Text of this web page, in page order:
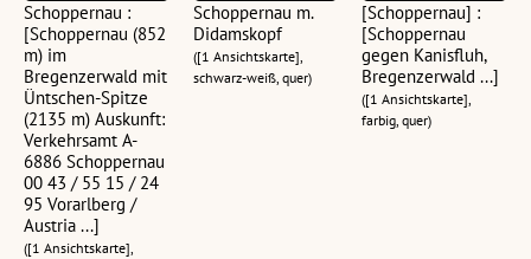
Schoppernau :
[Schoppernau (852
m) im
Bregenzerwald mit
Üntschen-Spitze
(2135 m) Auskunft:
Verkehrsamt A-
6886 Schoppernau
00 43 / 55 15 / 24
95 Vorarlberg /
Austria ...]
([1 Ansichtskarte],
Schoppernau m.
Didamskopf
([1 Ansichtskarte],
schwarz-weiß, quer)
[Schoppernau] :
[Schoppernau
gegen Kanisfluh,
Bregenzerwald ...]
([1 Ansichtskarte],
farbig, quer)